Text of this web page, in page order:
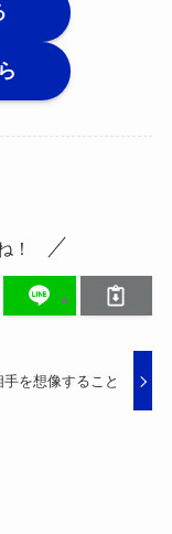
！
手を想像すること